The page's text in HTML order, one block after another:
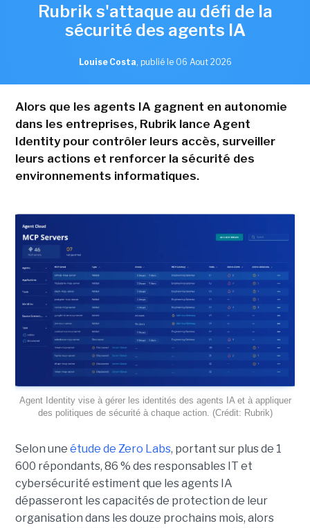
Rubrik s'attaque au défi de la
sécurité des agents IA
Louise Costa, publié le 06 Aout 2026
Alors que les agents IA gagnent en autonomie
dans les entreprises, Rubrik lance Agent
Identity pour contrôler leurs accès, surveiller
leurs actions et renforcer la sécurité des
environnements informatiques.
Agent Identity vise à gérer les identités des agents IA et à appliquer
des politiques de sécurité à chaque action. (Crédit: Rubrik)
Selon une étude de Zero Labs, portant sur plus de 1
600 répondants, 86 % des responsables IT et
cybersécurité estiment que les agents IA
dépasseront les capacités de protection de leur
organisation dans les douze prochains mois, alors